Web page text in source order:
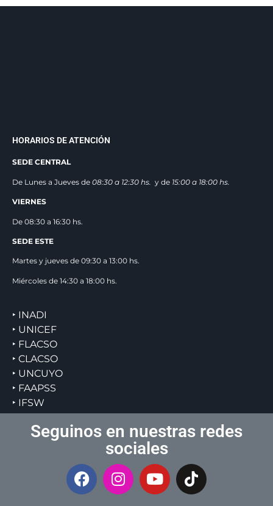
HORARIOS DE ATENCIÓN
SEDE CENTRAL
De Lunes a Jueves de 08:30 a 12:30 hs. y de 15:00 a 18:00 hs.
VIERNES
De 08:30 a 16:30 hs.
SEDE ESTE
Martes y jueves de 09:30 a 13:00 hs.
Miércoles de 14:30 a 18:00 hs.
‣ INADI
‣ UNICEF
‣ FLACSO
‣ CLACSO
‣ UNCUYO
‣ FAAPSS
‣ IFSW
Seguinos en nuestras redes
sociales